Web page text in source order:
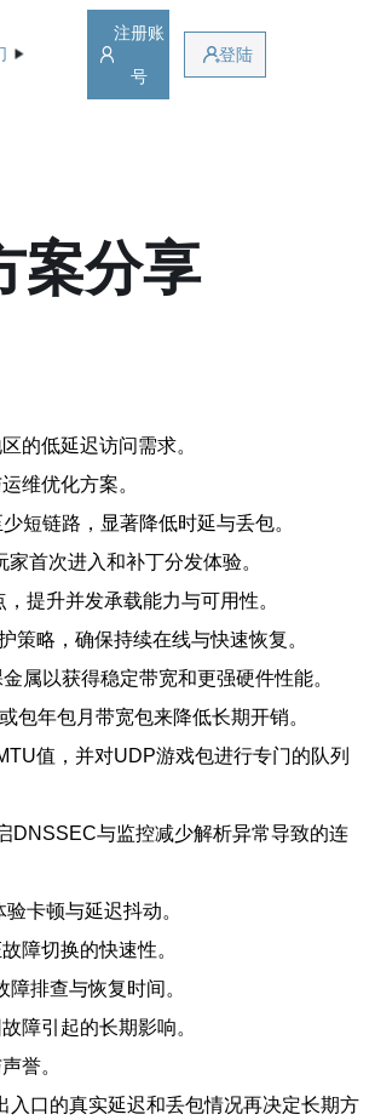
注册账
号
登陆
案分享
的低延迟访问需求。
维优化方案。
短链路，显著降低时延与丢包。
首次进入和补丁分发体验。
提升并发承载能力与可用性。
略，确保持续在线与快速恢复。
属以获得稳定带宽和更强硬件性能。
年包月带宽包来降低长期开销。
值，并对UDP游戏包进行专门的队列
DNSSEC与监控减少解析异常导致的连
卡顿与延迟抖动。
障切换的快速性。
排查与恢复时间。
障引起的长期影响。
誉。
口的真实延迟和丢包情况再决定长期方